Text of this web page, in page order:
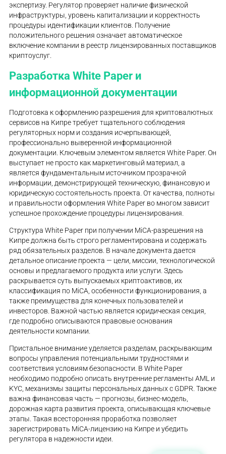
экспертизу. Регулятор проверяет наличие физической
инфраструктуры, уровень капитализации и корректность
процедуры идентификации клиентов. Получение
положительного решения означает автоматическое
включение компании в реестр лицензированных поставщиков
криптоуслуг.
Разработка White Paper и
информационной документации
Подготовка к оформлению разрешения для криптовалютных
сервисов на Кипре требует тщательного соблюдения
регуляторных норм и создания исчерпывающей,
профессионально выверенной информационной
документации. Ключевым элементом является White Paper. Он
выступает не просто как маркетинговый материал, а
является фундаментальным источником прозрачной
информации, демонстрирующей техническую, финансовую и
юридическую состоятельность проекта. От качества, полноты
и правильности оформления White Paper во многом зависит
успешное прохождение процедуры лицензирования.
Структура White Paper при получении MiCA-разрешения на
Кипре должна быть строго регламентирована и содержать
ряд обязательных разделов. В начале документа дается
детальное описание проекта — цели, миссии, технологической
основы и предлагаемого продукта или услуги. Здесь
раскрывается суть выпускаемых криптоактивов, их
классификация по MiCA, особенности функционирования, а
также преимущества для конечных пользователей и
инвесторов. Важной частью является юридическая секция,
где подробно описываются правовые основания
деятельности компании.
Пристальное внимание уделяется разделам, раскрывающим
вопросы управления потенциальными трудностями и
соответствия условиям безопасности. В White Paper
необходимо подробно описать внутренние регламенты AML и
KYC, механизмы защиты персональных данных с GDPR. Также
важна финансовая часть — прогнозы, бизнес-модель,
дорожная карта развития проекта, описывающая ключевые
этапы. Такая всесторонняя проработка позволяет
зарегистрировать MiCA-лицензию на Кипре и убедить
регулятора в надежности идеи.